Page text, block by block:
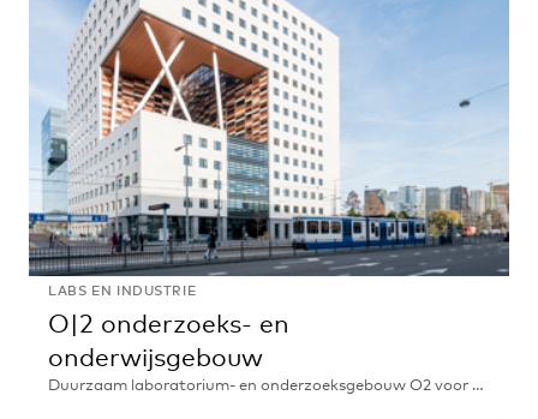
LABS EN INDUSTRIE
O|2 onderzoeks- en
onderwijsgebouw
Duurzaam laboratorium- en onderzoeksgebouw O2 voor VU en Amsterdam UMC